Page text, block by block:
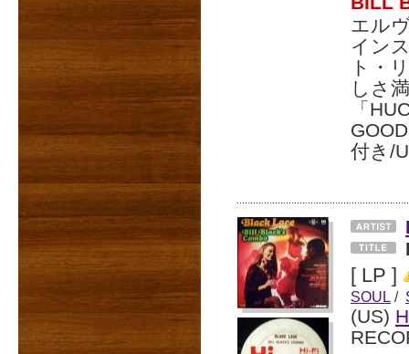
エル
イン
ト・
しさ
「
付き/
[ LP ]
SOUL /
(US)